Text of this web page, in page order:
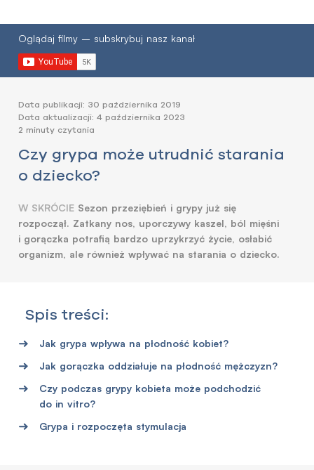
Oglądaj filmy – subskrybuj nasz kanał
Data publikacji: 30 października 2019
Data aktualizacji: 4 października 2023
2 minuty czytania
Czy grypa może utrudnić starania
o dziecko?
W SKRÓCIE Sezon przeziębień i grypy już się
rozpoczął. Zatkany nos, uporczywy kaszel, ból mięśni
i gorączka potrafią bardzo uprzykrzyć życie, osłabić
organizm, ale również wpływać na starania o dziecko.
Spis treści:
Jak grypa wpływa na płodność kobiet?
Jak gorączka oddziałuje na płodność mężczyzn?
Czy podczas grypy kobieta może podchodzić
do in vitro?
Grypa i rozpoczęta stymulacja